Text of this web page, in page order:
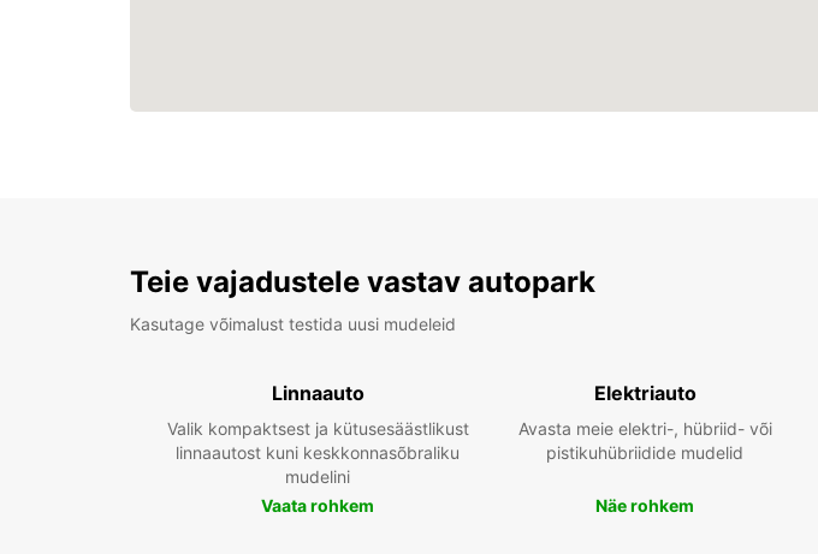
Teie vajadustele vastav autopark
Kasutage võimalust testida uusi mudeleid
Linnaauto
Valik kompaktsest ja kütusesäästlikust
linnaautost kuni keskkonnasõbraliku
mudelini
Vaata rohkem
Elektriauto
Avasta meie elektri-, hübriid- või
pistikuhübriidide mudelid
Näe rohkem